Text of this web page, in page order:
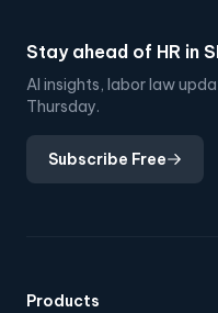
Stay ahead of HR in
AI insights, labor law
Thursday.
Subscribe Free
Products